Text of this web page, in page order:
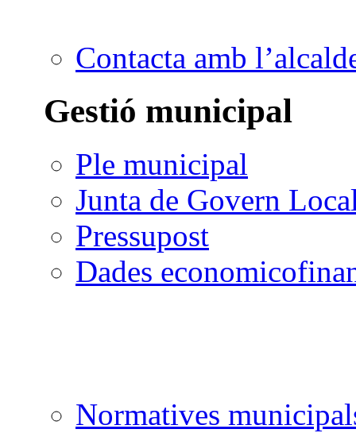
Contacta amb
Gestió municipal
Ple municipal
Junta de Govern
Pressupost
Dades
Normatives